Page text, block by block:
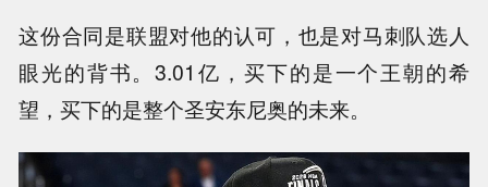
这份合同是联盟对他的认可，也是对马刺队选人
眼光的背书。3.01亿，买下的是一个王朝的希
望，买下的是整个圣安东尼奥的未来。